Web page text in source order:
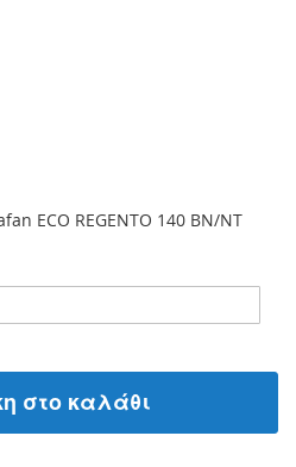
ECO REGENTO 140 BN/NT
στο καλάθι